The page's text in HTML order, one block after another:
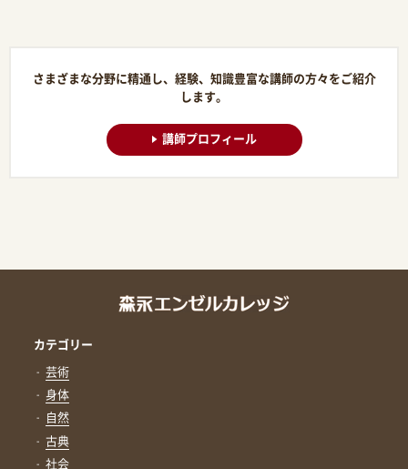
さまざまな分野に精通し、経験、知識豊富な講師の方々をご紹介
します。
講師プロフィール
カテゴリー
芸術
身体
自然
古典
社会